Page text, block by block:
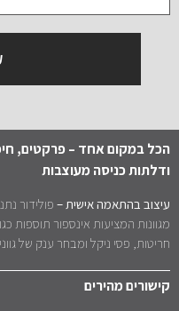
הכל במקום אחד – פרקטים,
ודלתות כניסה מעוצבות
עיצוב בהתאמה אישית – פולידור
מגוונות המציעות אינספור תוספות
חריטות, פסי ניקל ומבחר ענק של
קישורים מהירים